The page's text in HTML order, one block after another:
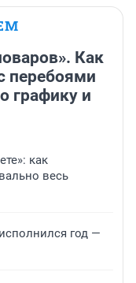
Как
перебоями
графику и
как
весь
год —